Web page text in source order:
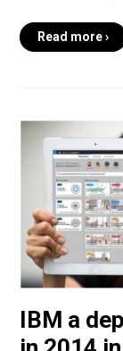
Read more ›
IBM a